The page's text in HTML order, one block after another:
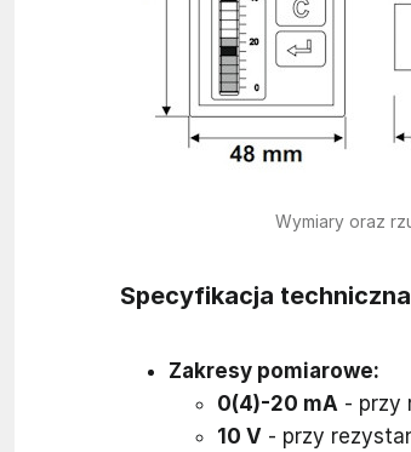
Wymiary oraz
Specyfikacja
Zakresy pomiarowe:
0(4)-20 mA - przy
10 V - przy